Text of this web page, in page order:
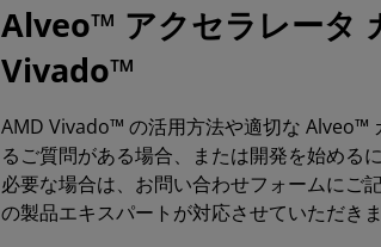
Alveo™ アクセラレータ
Vivado™
AMD Vivado™ の活用方法や適切な Alveo™
るご質問がある場合、または開発を始める
必要な場合は、お問い合わせフォームにご
の製品エキスパートが対応させていただきま